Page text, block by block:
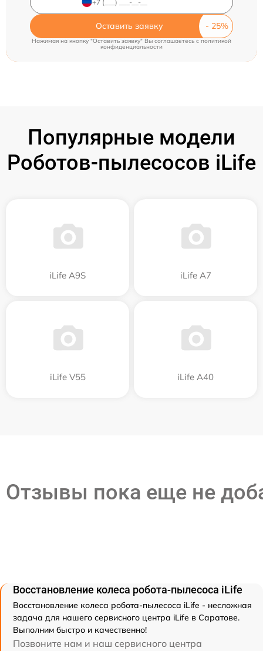
Оставить заявку
Нажимая на кнопку "Оставить заявку" Вы соглашаетесь c политикой
конфиденциальности
Популярные модели
Роботов-пылесосов iLife
iLife A9S iLife A7
iLife V55 iLife A40
Отзывы пока еще не
Восстановление колеса робота-пылесоса iLife
Восстановление колеса робота-пылесоса iLife - несложная
задача для нашего сервисного центра iLife в Саратове.
Выполним быстро и качественно!
Позвоните нам и наш сервисного центра